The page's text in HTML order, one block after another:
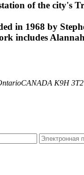
of the city's
in 1968 by
includes
K9H 3T2